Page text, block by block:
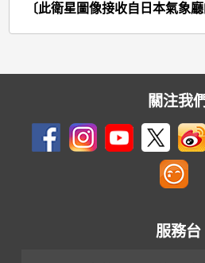
〔此衛星圖像接收自日本氣象
關注我
服務台